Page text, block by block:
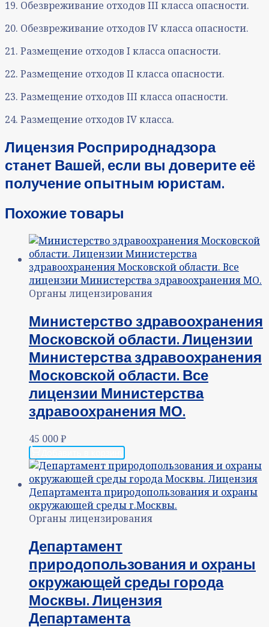
19. Обезвреживание отходов III класса опасности.
20. Обезвреживание отходов IV класса опасности.
21. Размещение отходов I класса опасности.
22. Размещение отходов II класса опасности.
23. Размещение отходов III класса опасности.
24. Размещение отходов IV класса.
Лицензия Росприроднадзора
станет Вашей, если вы доверите её
получение опытным юристам.
Похожие товары
Органы лицензирования
Министерство здравоохранения
Московской области. Лицензии
Министерства здравоохранения
Московской области. Все
лицензии Министерства
здравоохранения МО.
45 000₽
Органы лицензирования
Департамент
природопользования и охраны
окружающей среды города
Москвы. Лицензия
Департамента